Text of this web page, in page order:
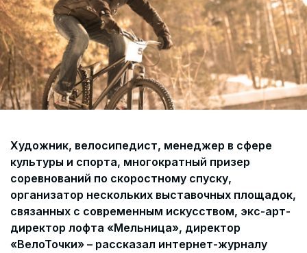
Художник, велосипедист, менеджер в сфере
культуры и спорта, многократный призер
соревнований по скоростному спуску,
организатор нескольких выставочных площадок,
связанных с современным искусством, экс-арт-
директор лофта «Мельница», директор
«ВелоТочки» – рассказал интернет-журналу
Помощь
Политика и соглашение на обработку
персональных данных